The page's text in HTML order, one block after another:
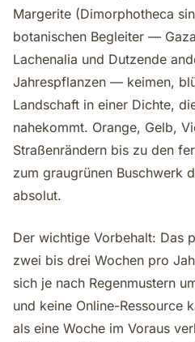
Margerite (Dimorphotheca
botanischen Begleiter —
Lachenalia und Dutzende
Jahrespflanzen — keimen,
Landschaft in einer Dichte,
nahekommt. Orange, Gelb,
Straßenrändern bis zu den
zum graugrünen Buschwerk
absolut.
Der wichtige Vorbehalt: Das
zwei bis drei Wochen pro
sich je nach Regenmustern
und keine Online-Ressource
als eine Woche im Voraus